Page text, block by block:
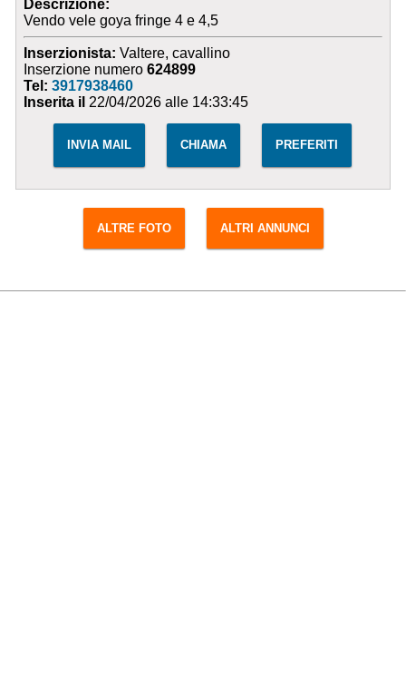
Descrizione:
Vendo vele goya fringe 4 e 4,5
Inserzionista: Valtere, cavallino
Inserzione numero624899
Tel:3917938460
Inserita il 22/04/2026 alle 14:33:45
INVIA MAIL CHIAMA PREFERITI
ALTRE FOTO ALTRI ANNUNCI